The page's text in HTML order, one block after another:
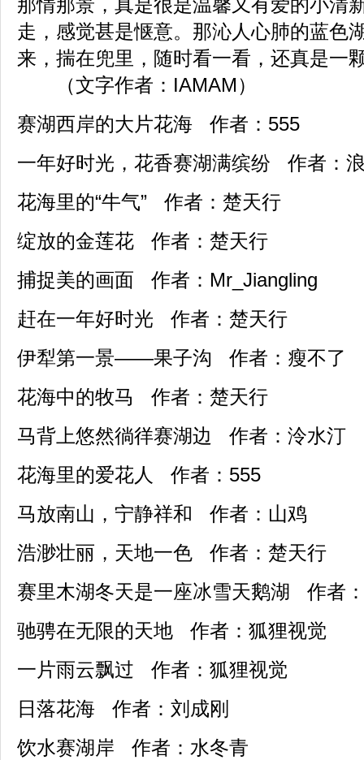
那情那景，真是很是温馨又有爱的小清
走，感觉甚是惬意。那沁人心肺的蓝色
来，揣在兜里，随时看一看，还真是一
（文字作者：IAMAM）
赛湖西岸的大片花海 作者：555
一年好时光，花香赛湖满缤纷 作者：
花海里的“牛气” 作者：楚天行
绽放的金莲花 作者：楚天行
捕捉美的画面 作者：Mr_Jiangling
赶在一年好时光 作者：楚天行
伊犁第一景——果子沟 作者：瘦不了
花海中的牧马 作者：楚天行
马背上悠然徜徉赛湖边 作者：泠水汀
花海里的爱花人 作者：555
马放南山，宁静祥和 作者：山鸡
浩渺壮丽，天地一色 作者：楚天行
赛里木湖冬天是一座冰雪天鹅湖 作者
驰骋在无限的天地 作者：狐狸视觉
一片雨云飘过 作者：狐狸视觉
日落花海 作者：刘成刚
饮水赛湖岸 作者：水冬青